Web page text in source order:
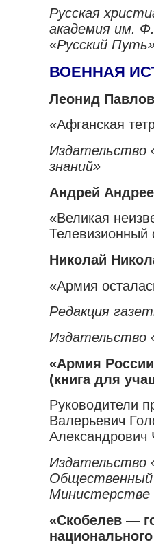
Русская
академия им.
«Русский
ВОЕННАЯ
Леонид
«Афганская
знаний»
Андрей
«Великая
Николай
«Армия
Редакция
Издательство
«Армия
(книга для
Руководители
Валерьевич
Александрович
Издательство
Общественный
«Скобелев —